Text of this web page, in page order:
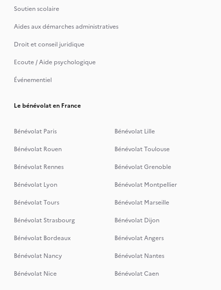
Soutien scolaire
Aides aux démarches administratives
Droit et conseil juridique
Ecoute / Aide psychologique
Événementiel
Le bénévolat en France
Bénévolat Paris
Bénévolat Lille
Bénévolat Rouen
Bénévolat Toulouse
Bénévolat Rennes
Bénévolat Grenoble
Bénévolat Lyon
Bénévolat Montpellier
Bénévolat Tours
Bénévolat Marseille
Bénévolat Strasbourg
Bénévolat Dijon
Bénévolat Bordeaux
Bénévolat Angers
Bénévolat Nancy
Bénévolat Nantes
Bénévolat Nice
Bénévolat Caen